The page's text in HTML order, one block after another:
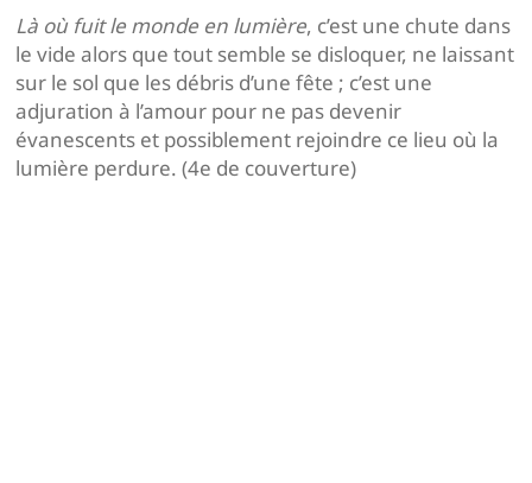
Là où fuit le monde en lumière, c’est une chute dans
le vide alors que tout semble se disloquer, ne laissant
sur le sol que les débris d’une fête ; c’est une
adjuration à l’amour pour ne pas devenir
évanescents et possiblement rejoindre ce lieu où la
lumière perdure. (4e de couverture)